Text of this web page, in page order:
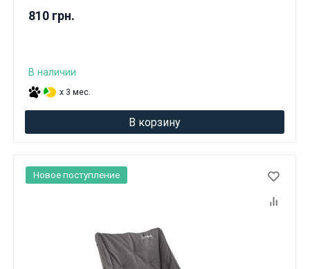
810 грн.
В наличии
x 3 мес.
В корзину
Новое поступление